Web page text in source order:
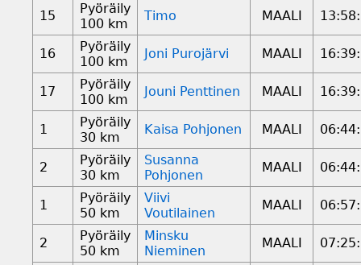
15
Pyöräily
100 km
Timo MAALI
16
Pyöräily
100 km
Joni Purojärvi MAALI
17
Pyöräily
100 km
Jouni Penttinen MAALI
1
Pyöräily
30 km
Kaisa Pohjonen MAALI
2
Pyöräily
30 km
Susanna
Pohjonen
MAALI
1
Pyöräily
50 km
Viivi
Voutilainen
MAALI
2
Pyöräily
50 km
Minsku
Nieminen
MAALI